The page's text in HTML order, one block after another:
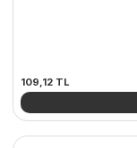
109,12 TL